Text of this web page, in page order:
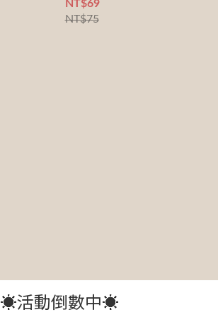
NT$69
NT$75
☀️活動倒數中☀️
22
39
45